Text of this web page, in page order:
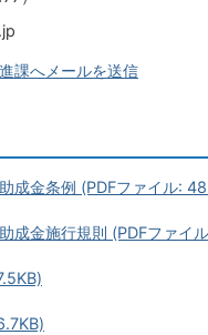
課へメールを送信
成金条例 (PDFファイル:
成金施行規則 (PDFファイ